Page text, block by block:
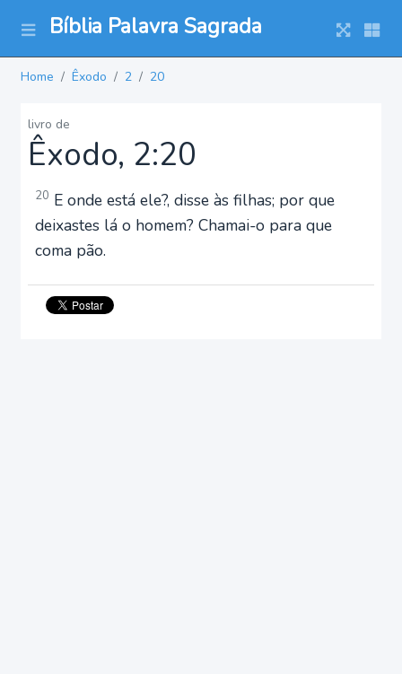
Bíblia Palavra Sagrada
Home Êxodo 2 20
livro de
Êxodo, 2:20
20 E onde está ele?, disse às filhas; por que
deixastes lá o homem? Chamai-o para que
coma pão.